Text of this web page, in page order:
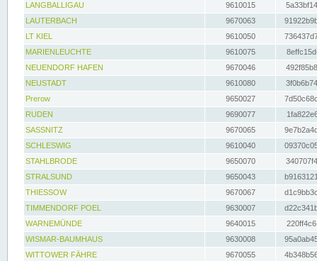
LANGBALLIGAU
9610015
LAUTERBACH
9670063
LT KIEL
9610050
MARIENLEUCHTE
9610075
NEUENDORF HAFEN
9670046
NEUSTADT
9610080
Prerow
9650027
RUDEN
9690077
SASSNITZ
9670065
SCHLESWIG
9610040
STAHLBRODE
9650070
STRALSUND
9650043
THIESSOW
9670067
TIMMENDORF POEL
9630007
WARNEMÜNDE
9640015
WISMAR-BAUMHAUS
9630008
WITTOWER FÄHRE
9670055